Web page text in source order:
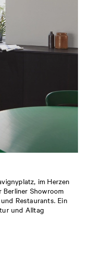
im Herzen
Showroom
Restaurants. Ein
und Alltag